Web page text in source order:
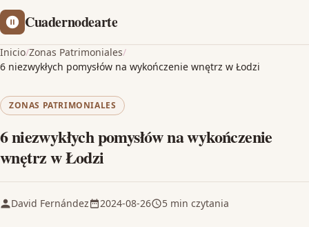
Cuadernodearte
Inicio/Zonas Patrimoniales/
6 niezwykłych pomysłów na wykończenie wnętrz w Łodzi
ZONAS PATRIMONIALES
6 niezwykłych pomysłów na wykończenie
wnętrz w Łodzi
David Fernández 2024-08-26 5 min czytania